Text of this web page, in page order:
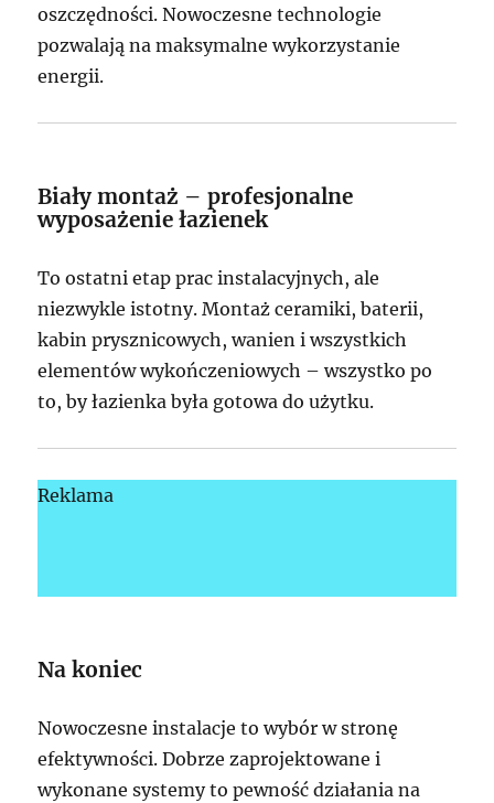
oszczędności. Nowoczesne technologie
pozwalają na maksymalne wykorzystanie
energii.
Biały montaż – profesjonalne
wyposażenie łazienek
To ostatni etap prac instalacyjnych, ale
niezwykle istotny. Montaż ceramiki, baterii,
kabin prysznicowych, wanien i wszystkich
elementów wykończeniowych – wszystko po
to, by łazienka była gotowa do użytku.
Reklama
Na koniec
Nowoczesne instalacje to wybór w stronę
efektywności. Dobrze zaprojektowane i
wykonane systemy to pewność działania na